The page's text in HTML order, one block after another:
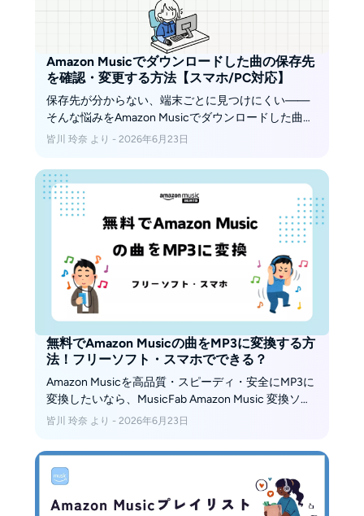
Amazon Musicでダウンロードした曲の保存先
を確認・変更する方法【スマホ/PC対応】
保存先が分からない、端末ごとに見つけにくい——
そんな悩みをAmazon Musicでダウンロードした曲の
保存先という観点から整理します。iPhone／Android
存場所や形式を自由にしたい方向けにMusicFabの方
法も案内します（私的利用の範囲で）
皆川 玲奈 より - 2026年6月23日
無料でAmazon Musicの曲をMP3に変換する方
法！フリーソフト・スマホでできる？
Amazon Musicを高品質・スピーディ・安全にMP3に
変換したいなら、MusicFab Amazon Music 変換ソフ
トがおすすめ。他のソフトと比較しても品質が全然
速です！一方、WebサイトやアプリではAmazon
MusicをMp3に変換することはできませんので覚えて
おきましょう。
皆川 玲奈 より - 2026年6月23日